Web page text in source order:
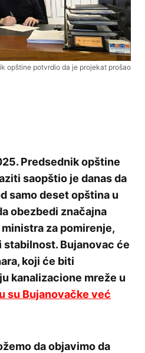
opštine potvrdio da je projekat prošao
Predsednik opštine
saopštio je danas da
samo deset opština u
obezbedi značajna
za pomirenje,
stabilnost. Bujanovac će
koji će biti
kanalizacione mreže u
su Bujanovačke već
da objavimo da